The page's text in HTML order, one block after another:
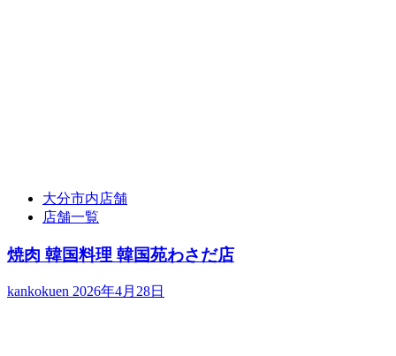
大分市内店舗
店舗一覧
焼肉 韓国料理 韓国苑わさだ店
kankokuen 2026年4月28日